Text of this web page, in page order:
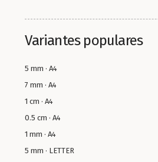
Variantes populares
5 mm · A4
7 mm · A4
1 cm · A4
0.5 cm · A4
1 mm · A4
5 mm · LETTER